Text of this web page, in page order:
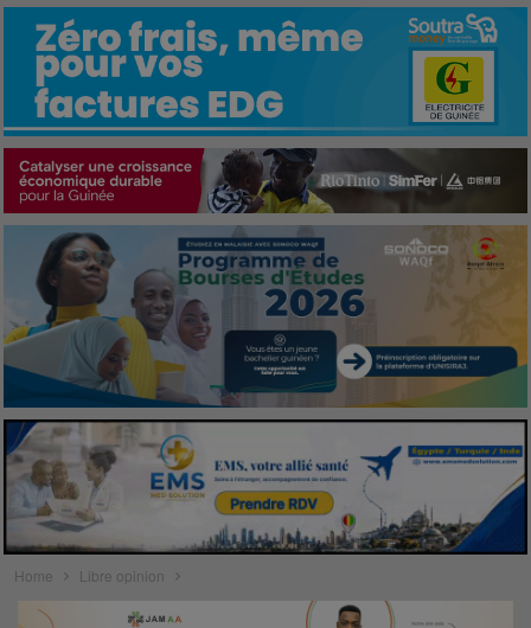
Home Libre opinion